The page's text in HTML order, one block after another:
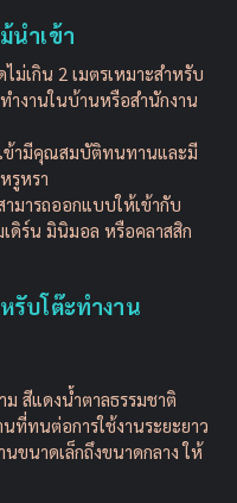
นำเข้า
ม่เกิน 2 เมตรเหมาะสำหรับ
ำงานในบ้านหรือสำนักงาน
ข้ามีคุณสมบัติทนทานและมี
รูหรา
ามารถออกแบบให้เข้ากับ
ดิร์น มินิมอล หรือคลาสสิก
รับโต๊ะทำงาน
สีแดงน้ำตาลธรรมชาติ
ที่ทนต่อการใช้งานระยะยาว
นขนาดเล็กถึงขนาดกลาง ให้